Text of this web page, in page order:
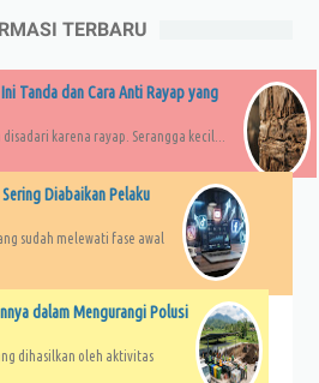
TERBARU
Tanda dan Cara Anti Rayap yang
karena rayap. Serangga kecil...
Diabaikan Pelaku
sudah melewati fase awal
dalam Mengurangi Polusi
dihasilkan oleh aktivitas